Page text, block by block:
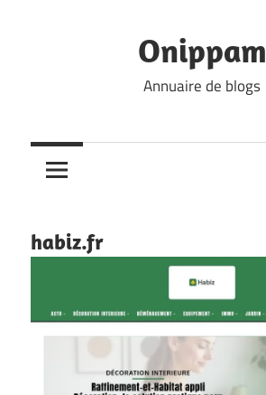
Onippam
Annuaire de blogs
habiz.fr